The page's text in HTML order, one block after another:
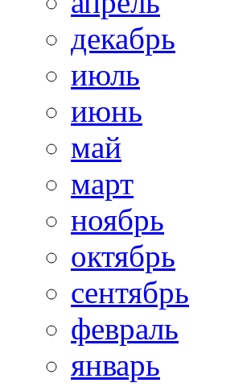
декабрь
июль
июнь
май
март
ноябрь
октябрь
сентябрь
февраль
январь